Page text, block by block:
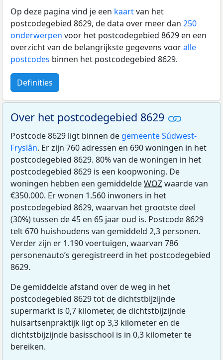
Op deze pagina vind je een kaartvan het
postcodegebied 8629, de data over meer dan 250
onderwerpen voor het postcodegebied 8629 en een
overzicht van de belangrijkste gegevens vooralle
postcodes binnen het postcodegebied 8629.
Definities
Over het postcodegebied 8629
Postcode 8629 ligt binnen de gemeente Súdwest-
Fryslân. Er zijn 760 adressen en 690 woningen in het
postcodegebied 8629. 80% van de woningen in het
postcodegebied 8629 is een koopwoning. De
woningen hebben een gemiddeldeWOZwaarde van
€350.000. Er wonen 1.560 inwoners in het
postcodegebied 8629, waarvan het grootste deel
(30%) tussen de 45 en 65 jaar oud is. Postcode 8629
telt 670 huishoudens van gemiddeld 2,3 personen.
Verder zijn er 1.190 voertuigen, waarvan 786
personenauto’s geregistreerd in het postcodegebied
8629.
De gemiddelde afstand over de weg in het
postcodegebied 8629 tot de dichtstbijzijnde
supermarkt is 0,7 kilometer, de dichtstbijzijnde
huisartsenpraktijk ligt op 3,3 kilometer en de
dichtstbijzijnde basisschool is in 0,3 kilometer te
bereiken.